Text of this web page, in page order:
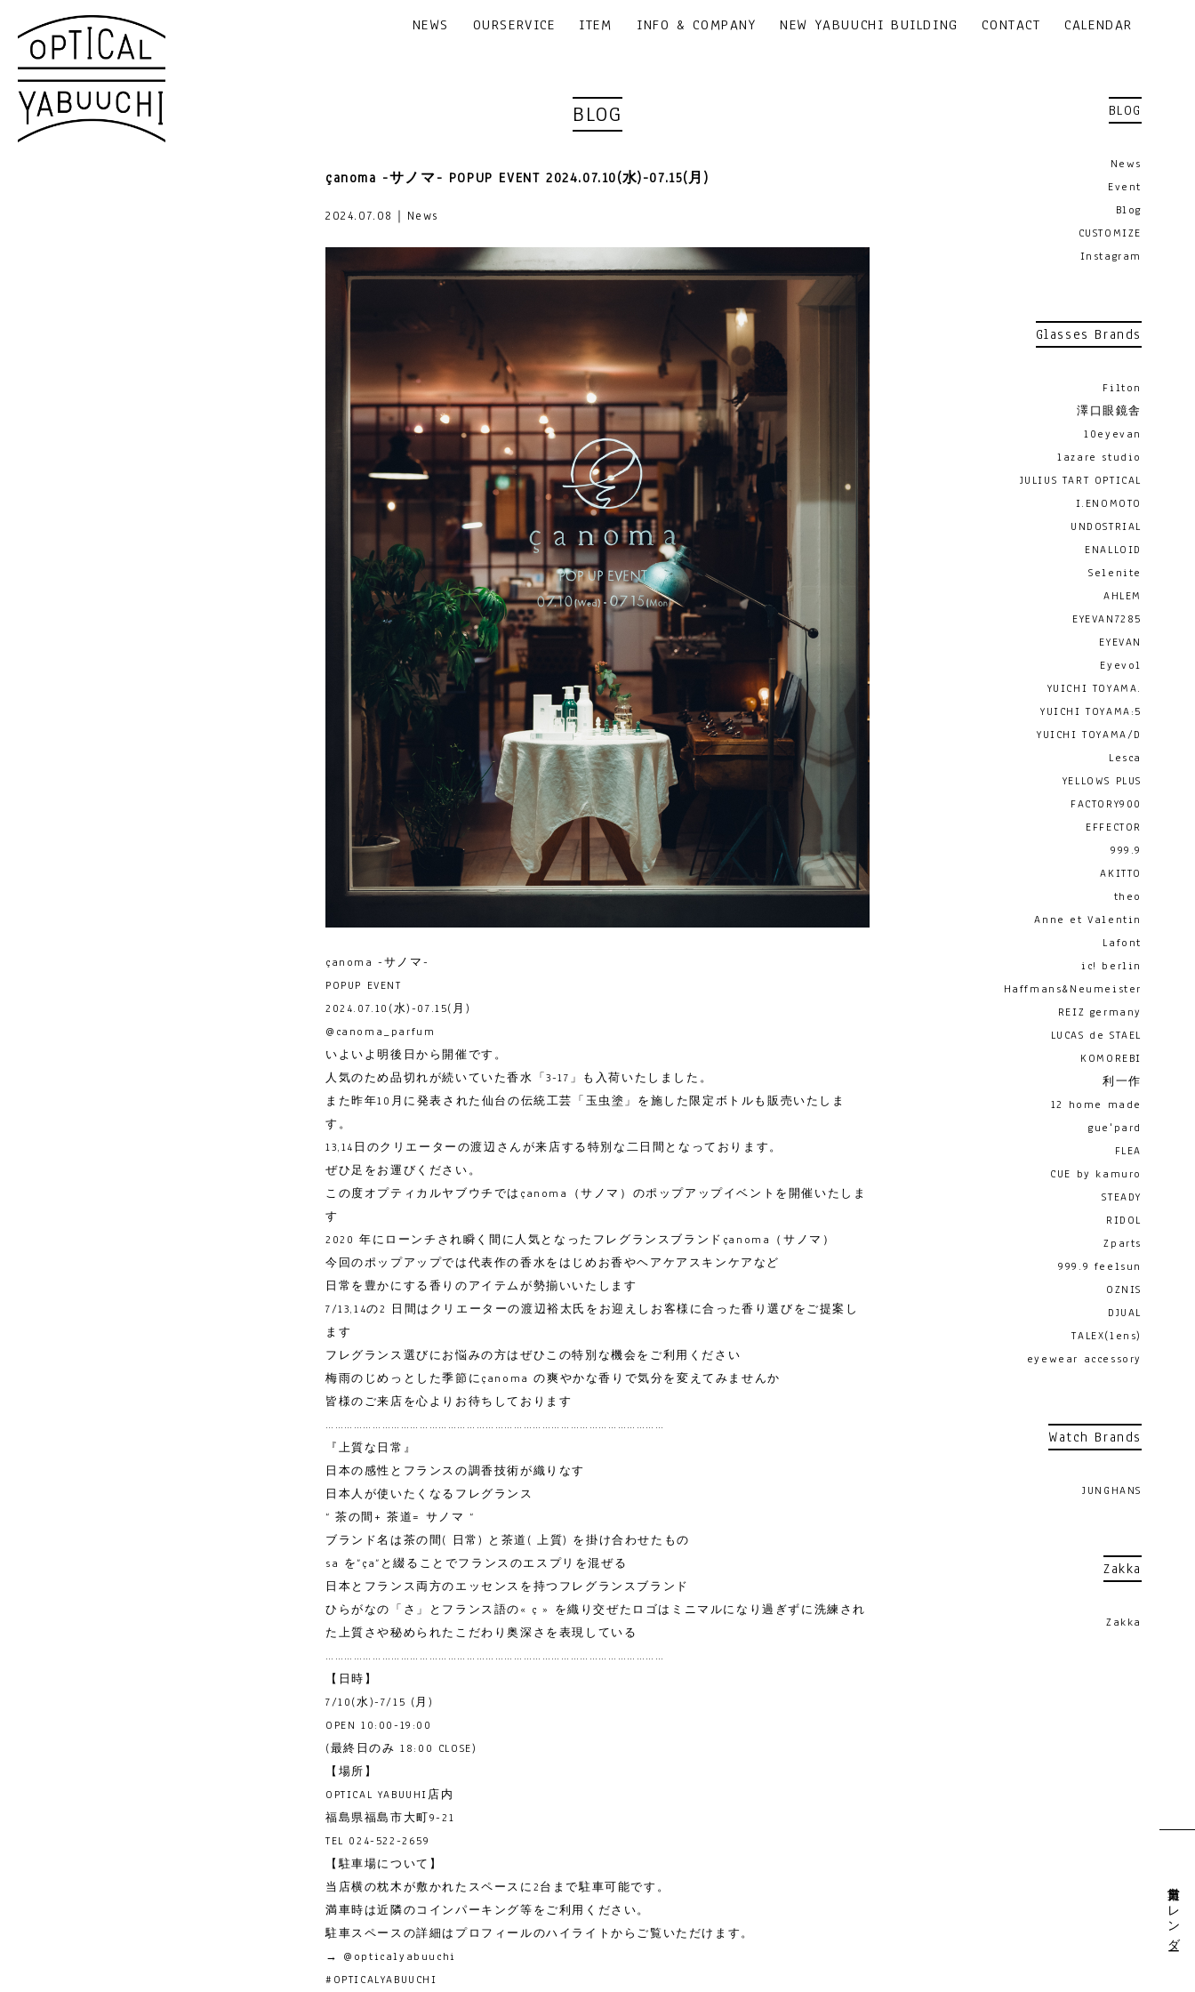
NEWS OURSERVICE ITEM INFO & COMPANY NEW YABUUCHI BUILDING CONTACT CALENDAR
BLOG
çanoma -サノマ- POPUP EVENT 2024.07.10(水)-07.15(月)
2024.07.08｜News
çanoma -サノマ-
POPUP EVENT
2024.07.10(水)-07.15(月)
@canoma_parfum
いよいよ明後日から開催です。
人気のため品切れが続いていた香水「3-17」も入荷いたしました。
また昨年10月に発表された仙台の伝統工芸「玉虫塗」を施した限定ボトルも販売いたしま
す。
13,14日のクリエーターの渡辺さんが来店する特別な二日間となっております。
ぜひ足をお運びください。
この度オプティカルヤブウチではçanoma（サノマ）のポップアップイベントを開催いたしま
す
2020 年にローンチされ瞬く間に人気となったフレグランスブランドçanoma（サノマ）
今回のポップアップでは代表作の香水をはじめお香やヘアケアスキンケアなど
日常を豊かにする香りのアイテムが勢揃いいたします
7/13,14の2 日間はクリエーターの渡辺裕太氏をお迎えしお客様に合った香り選びをご提案し
ます
フレグランス選びにお悩みの方はぜひこの特別な機会をご利用ください
梅雨のじめっとした季節にçanoma の爽やかな香りで気分を変えてみませんか
皆様のご来店を心よりお待ちしております
………………………………………………………………………………………………
『上質な日常』
日本の感性とフランスの調香技術が織りなす
日本人が使いたくなるフレグランス
“ 茶の間+ 茶道= サノマ “
ブランド名は茶の間( 日常) と茶道( 上質) を掛け合わせたもの
sa を”ça”と綴ることでフランスのエスプリを混ぜる
日本とフランス両方のエッセンスを持つフレグランスブランド
ひらがなの「さ」とフランス語の« ç » を織り交ぜたロゴはミニマルになり過ぎずに洗練され
た上質さや秘められたこだわり奥深さを表現している
………………………………………………………………………………………………
【日時】
7/10(水)-7/15 (月)
OPEN 10:00-19:00
(最終日のみ 18:00 CLOSE)
【場所】
OPTICAL YABUUHI店内
福島県福島市大町9-21
TEL 024-522-2659
【駐車場について】
当店横の枕木が敷かれたスペースに2台まで駐車可能です。
満車時は近隣のコインパーキング等をご利用ください。
駐車スペースの詳細はプロフィールのハイライトからご覧いただけます。
→ @opticalyabuuchi
#OPTICALYABUUCHI
BLOG
News
Event
Blog
CUSTOMIZE
Instagram
Glasses Brands
Filton
澤口眼鏡舎
10eyevan
lazare studio
JULIUS TART OPTICAL
I.ENOMOTO
UNDOSTRIAL
ENALLOID
Selenite
AHLEM
EYEVAN7285
EYEVAN
Eyevol
YUICHI TOYAMA.
YUICHI TOYAMA:5
YUICHI TOYAMA/D
Lesca
YELLOWS PLUS
FACTORY900
EFFECTOR
999.9
AKITTO
theo
Anne et Valentin
Lafont
ic! berlin
Haffmans&Neumeister
REIZ germany
LUCAS de STAEL
KOMOREBI
利一作
12 home made
gue'pard
FLEA
CUE by kamuro
STEADY
RIDOL
Zparts
999.9 feelsun
OZNIS
DJUAL
TALEX(lens)
eyewear accessory
Watch Brands
JUNGHANS
Zakka
Zakka
営業日カレンダー